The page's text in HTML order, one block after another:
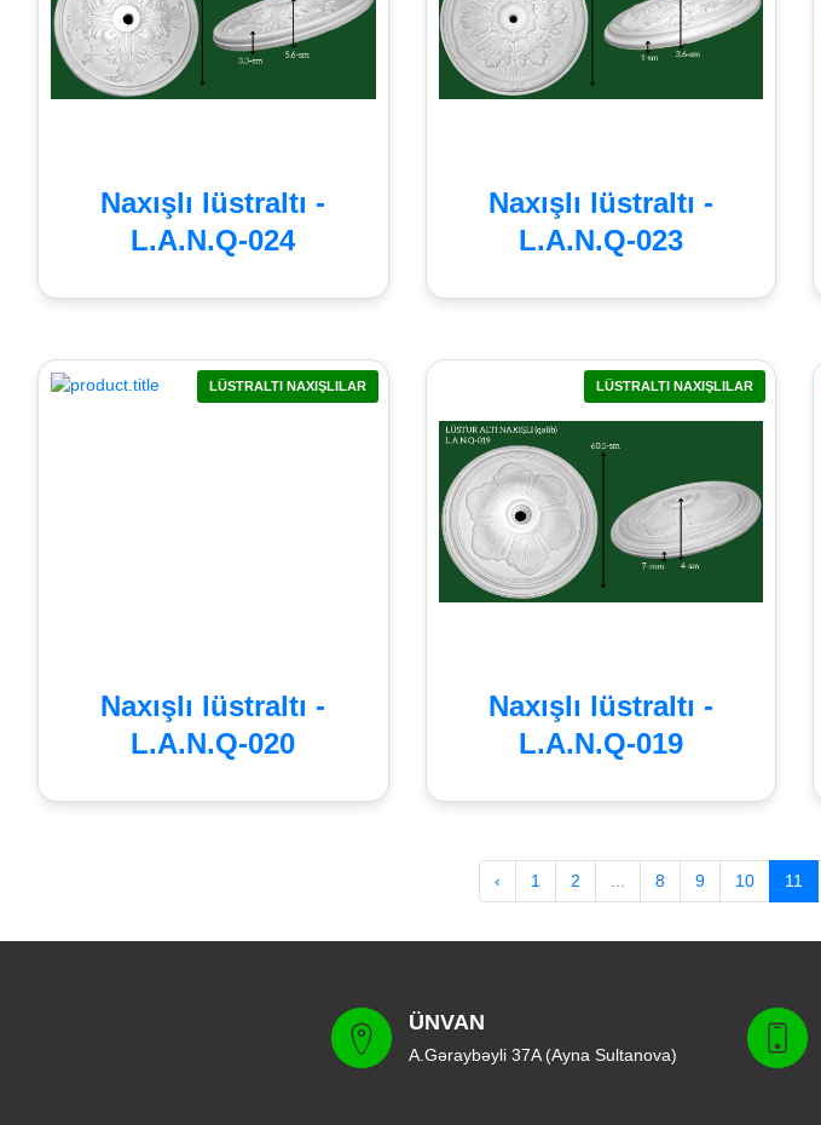
Naxışlı lüstraltı -
L.A.N.Q-024
Naxışlı lüstraltı -
L.A.N.Q-023
LÜSTRALTI NAXIŞLILAR
Naxışlı lüstraltı -
L.A.N.Q-020
LÜSTRALTI NAXIŞLILAR
Naxışlı lüstraltı -
L.A.N.Q-019
‹ 1 2 8 9 10 11
ÜNVAN
A.Gəraybəyli 37A (Ayna Sultanova)